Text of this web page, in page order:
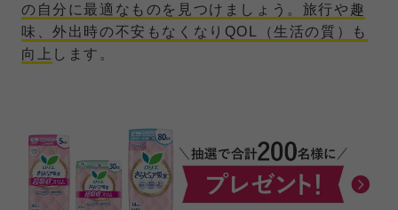
の自分に最適なものを見つけましょう。旅行や趣
味、外出時の不安もなくなりQOL（生活の質）も
向上 します。